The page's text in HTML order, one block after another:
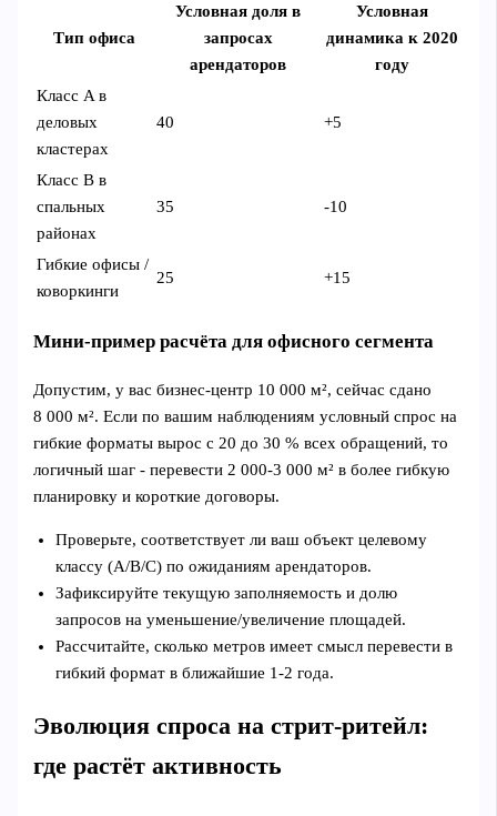
Тип офиса
Условная доля в
запросах
арендаторов
Условная
динамика к 2020
году
Класс A в
деловых
кластерах
40 +5
Класс B в
спальных
районах
35 -10
Гибкие офисы /
коворкинги
25 +15
Мини‑пример расчёта для офисного сегмента
Допустим, у вас бизнес‑центр 10 000 м², сейчас сдано
8 000 м². Если по вашим наблюдениям условный спрос на
гибкие форматы вырос с 20 до 30 % всех обращений, то
логичный шаг - перевести 2 000-3 000 м² в более гибкую
планировку и короткие договоры.
Проверьте, соответствует ли ваш объект целевому
классу (A/B/C) по ожиданиям арендаторов.
Зафиксируйте текущую заполняемость и долю
запросов на уменьшение/увеличение площадей.
Рассчитайте, сколько метров имеет смысл перевести в
гибкий формат в ближайшие 1-2 года.
Эволюция спроса на стрит-ритейл:
где растёт активность